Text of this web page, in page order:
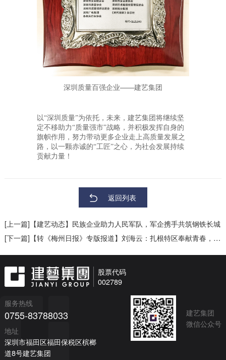
深圳质量百强企业——建艺集团
以“深圳质量”为依托，未来，建艺集团将继续坚
定不移助力“质量强市”战略，并积极发挥自身的
旗帜作用，努力带动更多企业走上高质量发展之
路，以一颗赤诚的“工匠”之心，为社会发展持续
贡献力量！
返回列表
[上一篇]【建艺动态】民族企业助力人民军队，军企携手共筑钢铁长城
[下一篇]【转《梅州日报》专版报道】刘海云：扎根特区奉献青春，成就事业回馈家乡
股票代码
002789
服务热线
0755-83788033
地址
深圳市福田区福田保税区槟榔
道8号建艺集团
建艺集团
微信公众号